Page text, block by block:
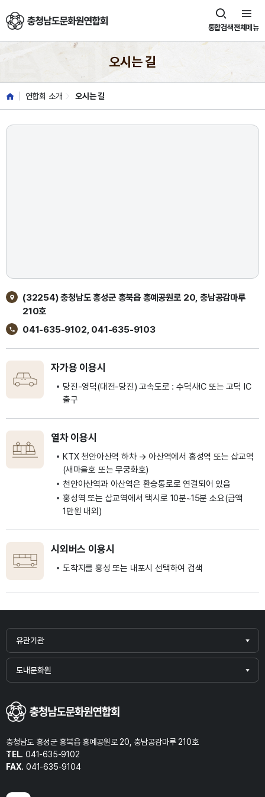
충청남도문화원연합회
통합검색전체메뉴
오시는 길
연합회 소개 오시는 길
(32254) 충청남도 홍성군 홍북읍 홍예공원로 20, 충남공감마루
210호
041-635-9102, 041-635-9103
자가용 이용시
당진-영덕(대전-당진) 고속도로 : 수덕사IC 또는 고덕 IC
출구
열차 이용시
KTX 천안아산역 하차 → 아산역에서 홍성역 또는 삽교역
(새마을호 또는 무궁화호)
천안아산역과 아산역은 환승통로로 연결되어 있음
홍성역 또는 삽교역에서 택시로 10분~15분 소요(금액
1만원 내외)
시외버스 이용시
도착지를 홍성 또는 내포시 선택하여 검색
충청남도 홍성군 홍북읍 홍예공원로 20, 충남공감마루 210호
TEL. 041-635-9102
FAX. 041-635-9104
유관기관
도내문화원